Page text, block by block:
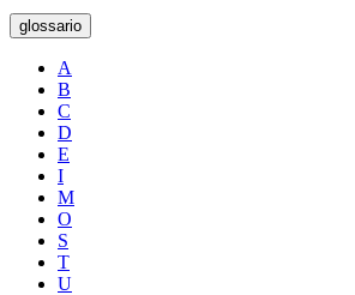
glossario
A
B
C
D
E
I
M
O
S
T
U